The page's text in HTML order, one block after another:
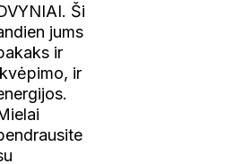
Ši
jums
ir
ir